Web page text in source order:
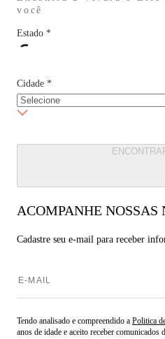
você
Estado *
Cidade *
ACOMPANHE NOSSAS
Cadastre seu e-mail para receber
Tendo analisado e compreendido a Politica
anos de idade e aceito receber